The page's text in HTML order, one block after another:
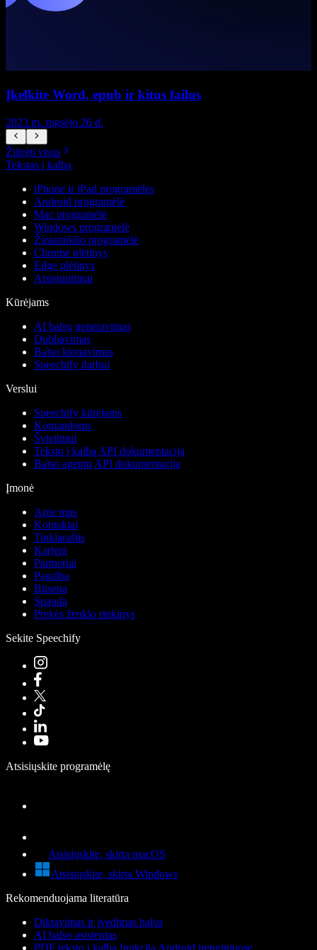
Įkelkite Word, epub ir kitus failus
2023 m. rugsėjo 26 d.
Žiūrėti visus
Tekstas į kalbą
iPhone ir iPad programėlės
Android programėlė
Mac programėlė
Windows programėlė
Žiniatinklio programėlė
Chrome plėtinys
Edge plėtinys
Atsisiuntimai
Kūrėjams
AI balsų generavimas
Dubliavimas
Balso klonavimas
Speechify darbui
Verslui
Speechify kūrėjams
Komandoms
Švietimui
Teksto į kalbą API dokumentacija
Balso agentų API dokumentacija
Įmonė
Apie mus
Kontaktai
Tinklaraštis
Karjera
Partneriai
Pagalba
Būsena
Spauda
Prekės ženklo rinkinys
Sekite Speechify
Atsisiųskite programėlę
Atsisiųskite, skirta macOS
Atsisiųskite, skirta Windows
Rekomenduojama literatūra
Diktavimas ir įvedimas balsu
AI balso asistentas
PDF teksto į kalbą funkcija Android įrenginiuose